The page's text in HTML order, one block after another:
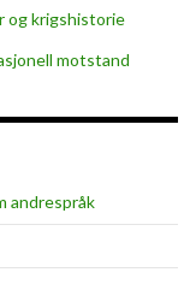
og krigshistorie
motstand
andrespråk